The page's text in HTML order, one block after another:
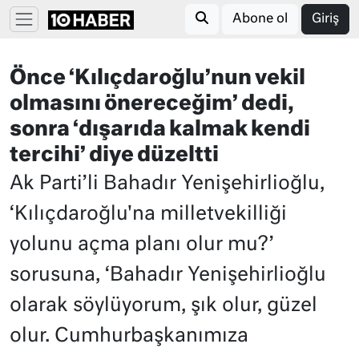
Abone ol Giriş
Önce ‘Kılıçdaroğlu’nun vekil
olmasını önereceğim’ dedi,
sonra ‘dışarıda kalmak kendi
tercihi’ diye düzeltti
Ak Parti’li Bahadır Yenişehirlioğlu,
‘Kılıçdaroğlu'na milletvekilliği
yolunu açma planı olur mu?’
sorusuna, ‘Bahadır Yenişehirlioğlu
olarak söylüyorum, şık olur, güzel
olur. Cumhurbaşkanımıza